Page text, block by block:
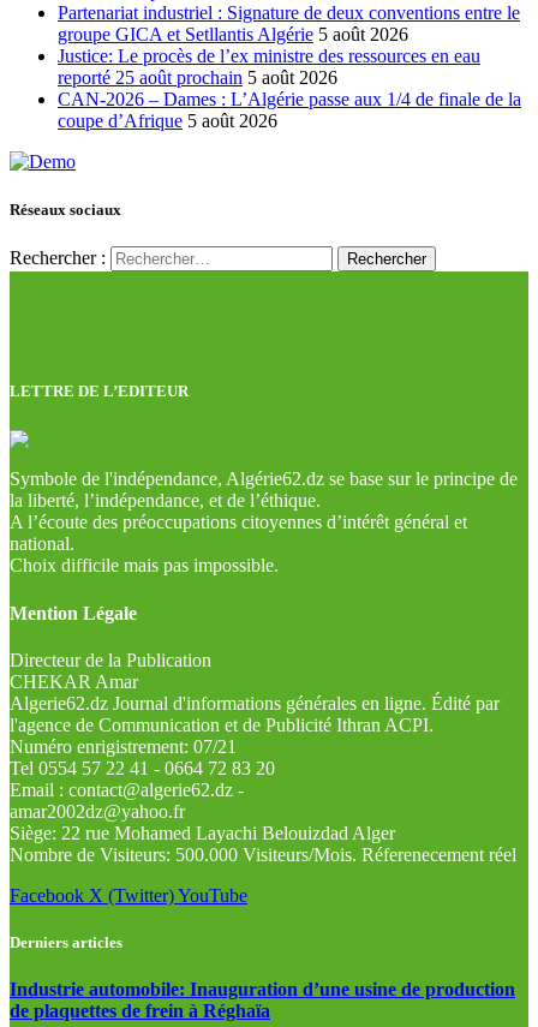
Partenariat industriel : Signature de deux conventions entre le
groupe GICA et Setllantis Algérie 5 août 2026
Justice: Le procès de l’ex ministre des ressources en eau
reporté 25 août prochain 5 août 2026
CAN-2026 – Dames : L’Algérie passe aux 1/4 de finale de la
coupe d’Afrique 5 août 2026
Réseaux sociaux
Rechercher :
LETTRE DE L’EDITEUR
Symbole de l'indépendance, Algérie62.dz se base sur le principe de
la liberté, l’indépendance, et de l’éthique.
A l’écoute des préoccupations citoyennes d’intérêt général et
national.
Choix difficile mais pas impossible.
Mention Légale
Directeur de la Publication
CHEKAR Amar
Algerie62.dz Journal d'informations générales en ligne. Édité par
l'agence de Communication et de Publicité Ithran ACPI.
Numéro enrigistrement: 07/21
Tel 0554 57 22 41 - 0664 72 83 20
Email : contact@algerie62.dz -
amar2002dz@yahoo.fr
Siège: 22 rue Mohamed Layachi Belouizdad Alger
Nombre de Visiteurs: 500.000 Visiteurs/Mois. Réferenecement réel
Facebook X (Twitter)YouTube
Derniers articles
Industrie automobile: Inauguration d’une usine de production
de plaquettes de frein à Réghaïa